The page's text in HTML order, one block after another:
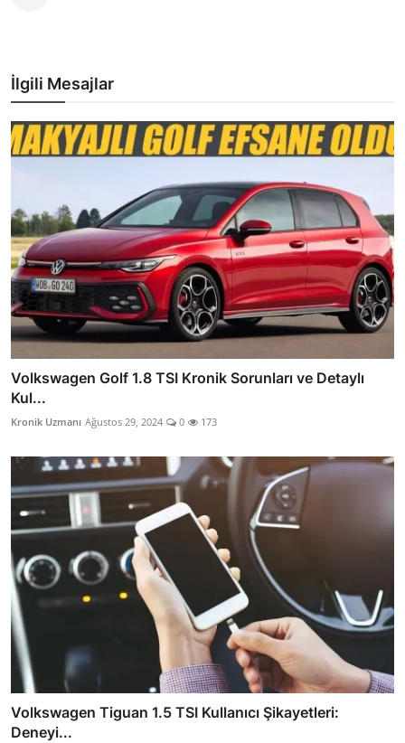
İlgili Mesajlar
Volkswagen Golf 1.8 TSI Kronik Sorunları ve Detaylı
Kul...
Kronik Uzmanı Ağustos 29, 2024 0 173
Volkswagen Tiguan 1.5 TSI Kullanıcı Şikayetleri:
Deneyi...